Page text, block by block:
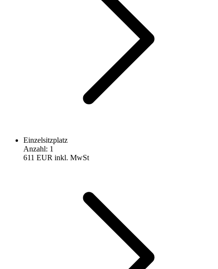
Einzelsitzplatz
Anzahl: 1
611 EUR inkl. MwSt